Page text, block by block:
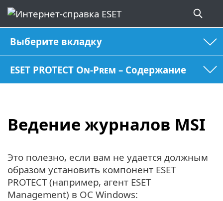
Выберите вкладку
ESET PROTECT On-Prem – Содержание
Ведение журналов MSI
Это полезно, если вам не удается должным
образом установить компонент ESET
PROTECT (например, агент ESET
Management) в ОС Windows: